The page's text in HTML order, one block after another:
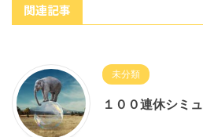
関連記事
未分類
１００連休シミュ